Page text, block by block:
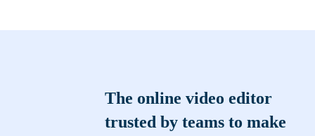
The online video editor
trusted by teams to make